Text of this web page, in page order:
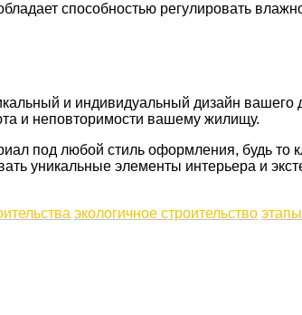
способностью регулировать
и индивидуальный дизайн
и неповторимости вашему жилищу.
под любой стиль оформления, будь то
уникальные элементы интерьера и
экологичное строительство